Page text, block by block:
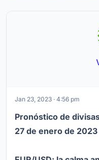
Jan 23, 2023 · 4:56 pm
Pronóstico de
27 de enero de 2023